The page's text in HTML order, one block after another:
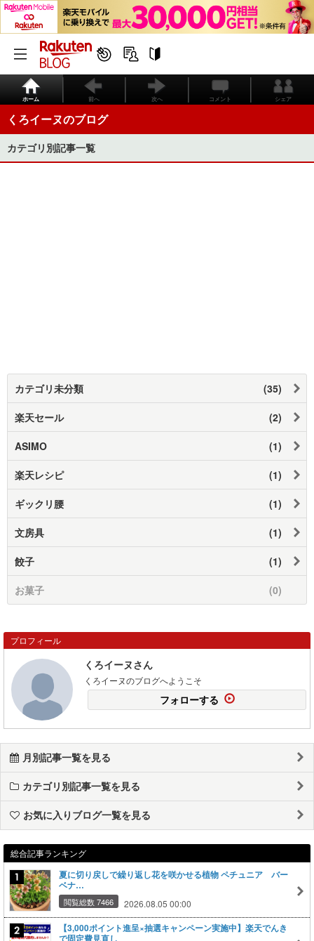
ホーム 前へ 次へ コメント シェア
くろイーヌのブログ
カテゴリ別記事一覧
カテゴリ未分類 (35)
楽天セール (2)
ASIMO (1)
楽天レシピ (1)
ギックリ腰 (1)
文房具 (1)
餃子 (1)
お菓子 (0)
プロフィール
くろイーヌさん
くろイーヌのブログへようこそ
フォローする
月別記事一覧を見る
カテゴリ別記事一覧を見る
お気に入りブログ一覧を見る
総合記事ランキング
夏に切り戻しで繰り返し花を咲かせる植物 ペチュニア バー
ベナ…
閲覧総数 7466 2026.08.05 00:00
【3,000ポイント進呈×抽選キャンペーン実施中】楽天でんき
で固定費見直し